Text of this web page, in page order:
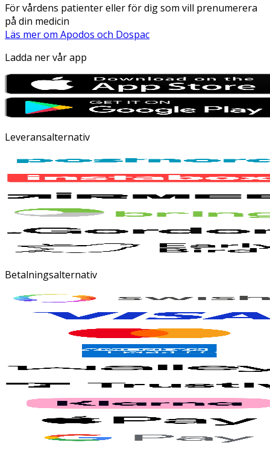
För vårdens patienter eller för dig som vill prenumerera
på din medicin
Läs mer om Apodos och Dospac
Ladda ner vår app
Leveransalternativ
Betalningsalternativ